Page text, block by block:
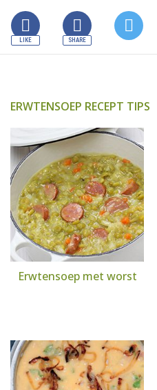
ERWTENSOEP RECEPT TIPS
Erwtensoep met worst